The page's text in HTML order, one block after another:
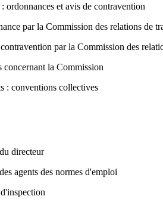
ordonnances et avis de contravention
par la Commission des relations de
par la Commission des
concernant la Commission
: conventions collectives
directeur
agents des normes d'emploi